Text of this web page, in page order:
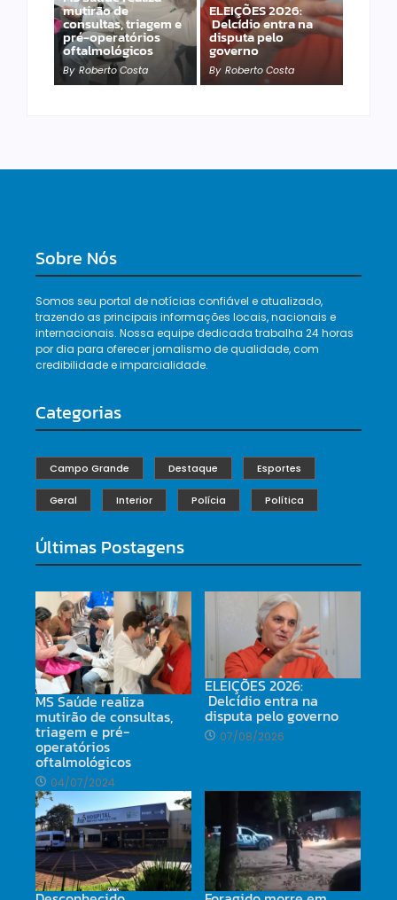
mutirão de
consultas, triagem e
pré-operatórios
oftalmológicos
By Roberto Costa
ELEIÇÕES 2026:
Delcídio entra na
disputa pelo
governo
By Roberto Costa
Desconhecido
completamente nu
invade hospital, cai e
morre
By Roberto Costa
Sobre Nós
Somos seu portal de notícias confiável e atualizado,
trazendo as principais informações locais, nacionais e
internacionais. Nossa equipe dedicada trabalha 24 horas
por dia para oferecer jornalismo de qualidade, com
credibilidade e imparcialidade.
Categorias
Campo Grande Destaque Esportes
Geral Interior Polícia Política
Últimas Postagens
MS Saúde realiza
mutirão de consultas,
triagem e pré-
operatórios
oftalmológicos
04/07/2024
ELEIÇÕES 2026:
Delcídio entra na
disputa pelo governo
07/08/2026